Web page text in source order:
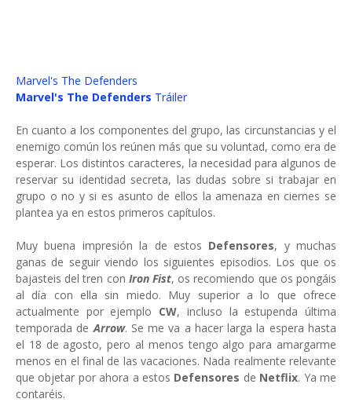
Marvel's The Defenders
Marvel's The Defenders Tráiler
En cuanto a los componentes del grupo, las circunstancias y el
enemigo común los reúnen más que su voluntad, como era de
esperar. Los distintos caracteres, la necesidad para algunos de
reservar su identidad secreta, las dudas sobre si trabajar en
grupo o no y si es asunto de ellos la amenaza en ciernes se
plantea ya en estos primeros capítulos.
Muy buena impresión la de estos Defensores, y muchas
ganas de seguir viendo los siguientes episodios. Los que os
bajasteis del tren con Iron Fist, os recomiendo que os pongáis
al día con ella sin miedo. Muy superior a lo que ofrece
actualmente por ejemplo CW, incluso la estupenda última
temporada deArrow. Se me va a hacer larga la espera hasta
el 18 de agosto, pero al menos tengo algo para amargarme
menos en el final de las vacaciones. Nada realmente relevante
que objetar por ahora a estos Defensores de Netflix. Ya me
contaréis.